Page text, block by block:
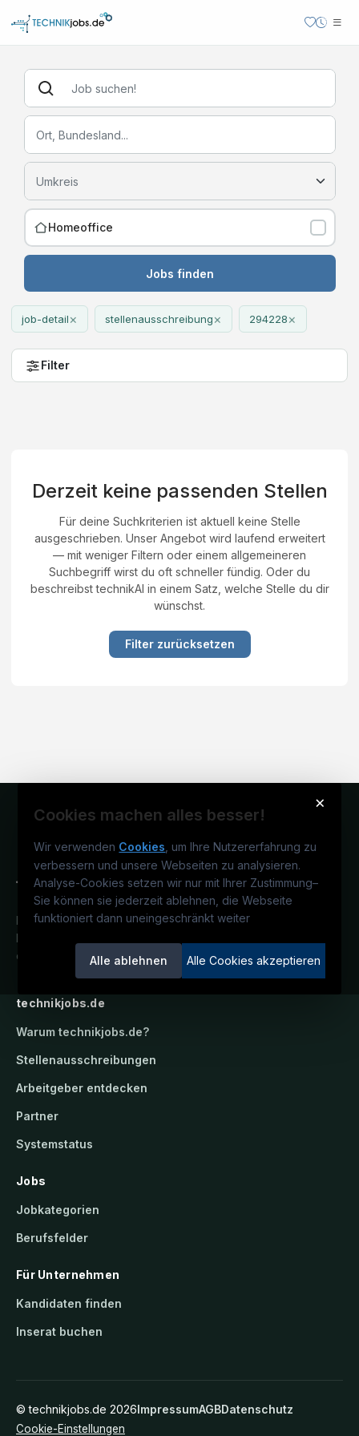
Homeoffice
Jobs finden
job-detail× stellenausschreibung× 294228×
Filter
Derzeit keine passenden Stellen
Für deine Suchkriterien ist aktuell keine Stelle
ausgeschrieben. Unser Angebot wird laufend erweitert
— mit weniger Filtern oder einem allgemeineren
Suchbegriff wirst du oft schneller fündig. Oder du
beschreibst technikAI in einem Satz, welche Stelle du dir
wünschst.
Filter zurücksetzen
×
Cookies machen alles besser!
Wir verwenden Cookies , um Ihre Nutzererfahrung zu
verbessern und unsere Webseiten zu analysieren.
Analyse-Cookies setzen wir nur mit Ihrer Zustimmung–
Sie können sie jederzeit ablehnen, die Webseite
funktioniert dann uneingeschränkt weiter
Alle ablehnen Alle Cookies akzeptieren
Deutschlands technisches
Karriereportal.
candidatis GmbH.
technikjobs.de
Warum technikjobs.de?
Stellenausschreibungen
Arbeitgeber entdecken
Partner
Systemstatus
Jobs
Jobkategorien
Berufsfelder
Für Unternehmen
Kandidaten finden
Inserat buchen
©technikjobs.de 2026ImpressumAGBDatenschutz
Cookie-Einstellungen